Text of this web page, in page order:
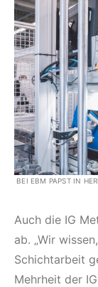
BEI EBM PAPST IN
Auch die IG
ab. „Wir
Schichtarbeit
Mehrheit der